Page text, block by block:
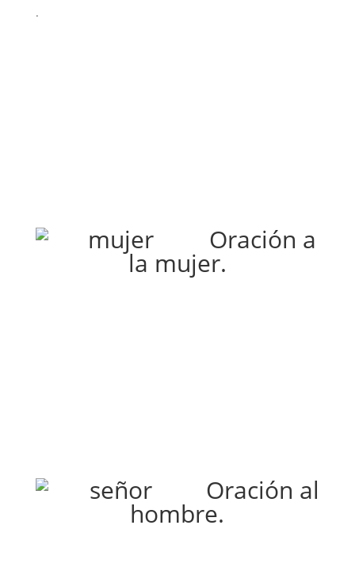
.
Oración a
la mujer.
Oración al
hombre.